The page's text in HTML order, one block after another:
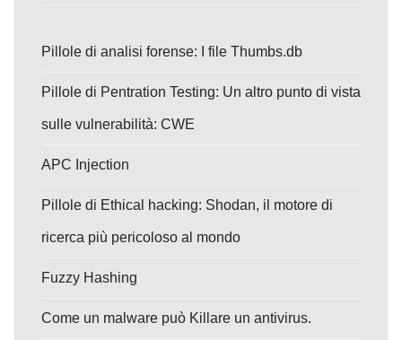
Pillole di analisi forense: I file Thumbs.db
Pillole di Pentration Testing: Un altro punto di vista
sulle vulnerabilità: CWE
APC Injection
Pillole di Ethical hacking: Shodan, il motore di
ricerca più pericoloso al mondo
Fuzzy Hashing
Come un malware può Killare un antivirus.